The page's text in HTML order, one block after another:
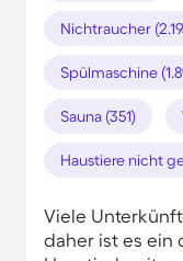
Nichtraucher
Spülmaschine
Sauna (351)
Haustiere nicht
Viele
daher ist es ein